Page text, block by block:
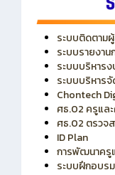
ระบบติดตาม
ระบบรายงา
ระบบบริหาร
ระบบบริหาร
Chontech
ศธ.02 ครูแล
ศธ.02 ตรวจ
ID Plan
การพัฒนาครู
ระบบฝึกอบร